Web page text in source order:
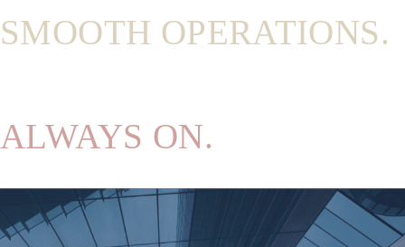
SMOOTH OPERATIONS.
ALWAYS ON.